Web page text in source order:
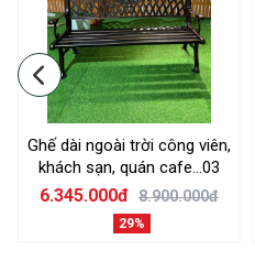
Ghế dài ngoài trời công viên,
khách sạn, quán cafe...03
6.345.000đ 8.900.000đ
29%